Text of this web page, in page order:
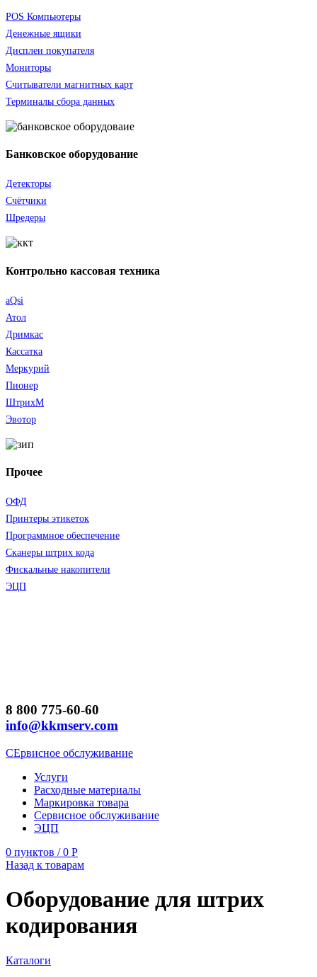
POS Компьютеры
Денежные ящики
Дисплеи покупателя
Мониторы
Считыватели магнитных карт
Терминалы сбора данных
Банковское оборудование
Детекторы
Счётчики
Шредеры
Контрольно кассовая техника
aQsi
Атол
Дримкас
Кассатка
Меркурий
Пионер
ШтрихМ
Эвотор
Прочее
ОФД
Принтеры этикеток
Программное обеспечение
Сканеры штрих кода
Фискальные накопители
ЭЦП
8 800 775-60-60
info@kkmserv.com
СЕрвисное обслуживание
Услуги
Расходные материалы
Маркировка товара
Сервисное обслуживание
ЭЦП
0 пунктов / 0 Р
Назад к товарам
Оборудование для штрих
кодирования
Каталоги